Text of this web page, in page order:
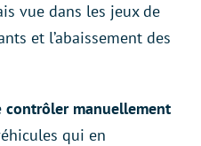
vue dans les jeux de
et l’abaissement des
contrôler manuellement
qui en